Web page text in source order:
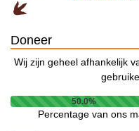
Doneer
Wij zijn geheel afhankelijk
50.0%
Percentage van ons